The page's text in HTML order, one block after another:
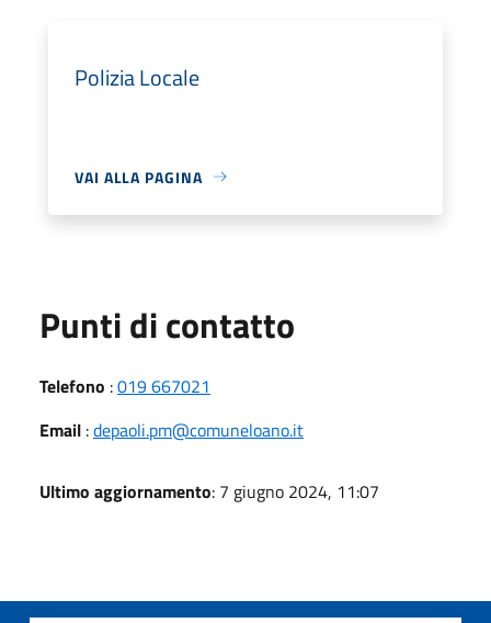
Polizia Locale
VAI ALLA PAGINA
Punti di contatto
Telefono :019 667021
Email :depaoli.pm@comuneloano.it
Ultimo aggiornamento: 7 giugno 2024, 11:07